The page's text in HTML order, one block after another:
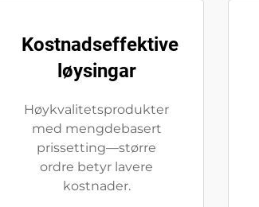
Kostnadseffektive
løysingar
Høykvalitetsprodukter
med mengdebasert
prissetting—større
ordre betyr lavere
kostnader.